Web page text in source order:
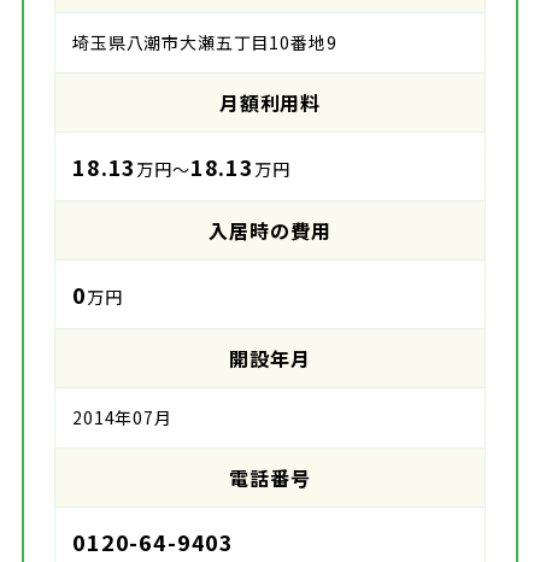
埼玉県八潮市大瀬五丁目10番地9
月額利用料
18.13 万円～18.13 万円
入居時の費用
0万円
開設年月
2014年07月
電話番号
0120-64-9403